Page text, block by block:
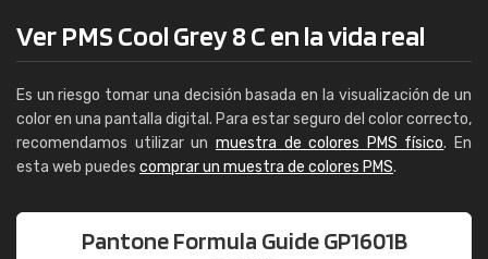
Ver PMS Cool Grey 8 C en la vida real
Es un riesgo tomar una decisión basada en la visualización de un
color en una pantalla digital. Para estar seguro del color correcto,
recomendamos utilizar un muestra de colores PMS físico. En
esta web puedes comprar un muestra de colores PMS.
Pantone Formula Guide GP1601B